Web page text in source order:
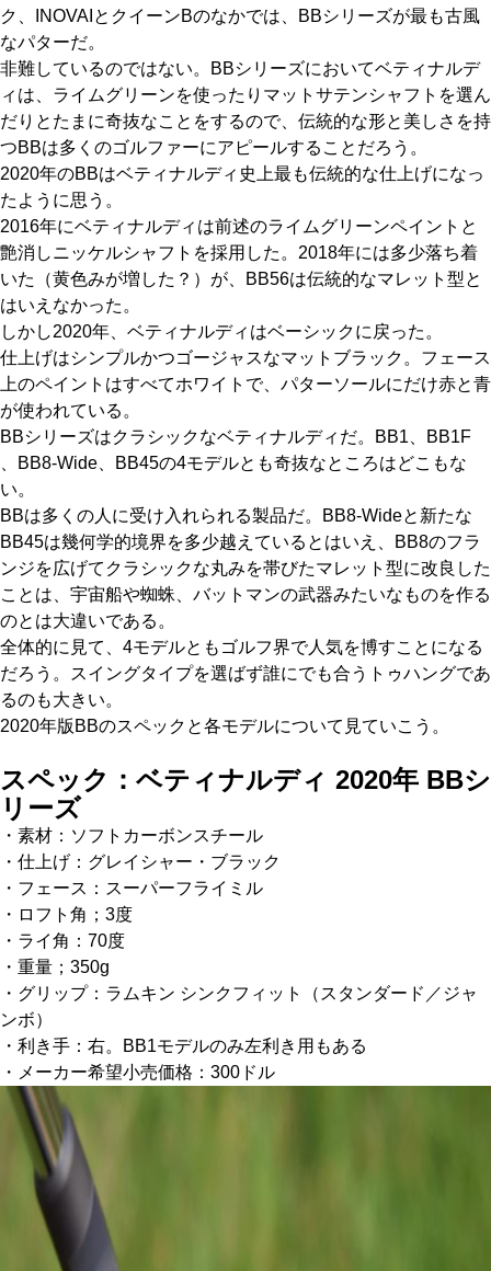
ク、INOVAIとクイーンBのなかでは、BBシリーズが最も古風
なパターだ。
非難しているのではない。BBシリーズにおいてベティナルデ
ィは、ライムグリーンを使ったりマットサテンシャフトを選ん
だりとたまに奇抜なことをするので、伝統的な形と美しさを持
つBBは多くのゴルファーにアピールすることだろう。
2020年のBBはベティナルディ史上最も伝統的な仕上げになっ
たように思う。
2016年にベティナルディは前述のライムグリーンペイントと
艶消しニッケルシャフトを採用した。2018年には多少落ち着
いた（黄色みが増した？）が、BB56は伝統的なマレット型と
はいえなかった。
しかし2020年、ベティナルディはベーシックに戻った。
仕上げはシンプルかつゴージャスなマットブラック。フェース
上のペイントはすべてホワイトで、パターソールにだけ赤と青
が使われている。
BBシリーズはクラシックなベティナルディだ。BB1、BB1F
、BB8-Wide、BB45の4モデルとも奇抜なところはどこもな
い。
BBは多くの人に受け入れられる製品だ。BB8-Wideと新たな
BB45は幾何学的境界を多少越えているとはいえ、BB8のフラ
ンジを広げてクラシックな丸みを帯びたマレット型に改良した
ことは、宇宙船や蜘蛛、バットマンの武器みたいなものを作る
のとは大違いである。
全体的に見て、4モデルともゴルフ界で人気を博すことになる
だろう。スイングタイプを選ばず誰にでも合うトゥハングであ
るのも大きい。
2020年版BBのスペックと各モデルについて見ていこう。
スペック：ベティナルディ 2020年 BBシ
リーズ
・素材：ソフトカーボンスチール
・仕上げ：グレイシャー・ブラック
・フェース：スーパーフライミル
・ロフト角；3度
・ライ角：70度
・重量；350g
・グリップ：ラムキン シンクフィット（スタンダード／ジャ
ンボ）
・利き手：右。BB1モデルのみ左利き用もある
・メーカー希望小売価格：300ドル